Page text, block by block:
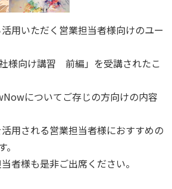
用いただく営業担当者様向けのユー
様向け講習 前編」を受講されたこ
についてご存じの方向けの内容
用される営業担当者様におすすめの
者様も是非ご出席ください。